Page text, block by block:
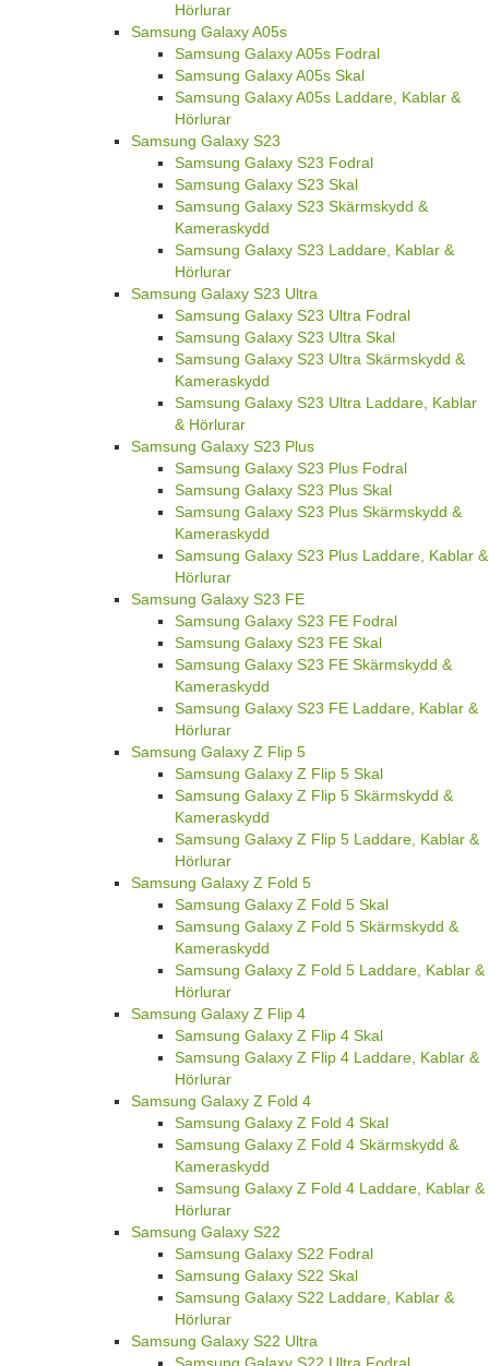
Hörlurar
Samsung Galaxy A05s
Samsung Galaxy A05s Fodral
Samsung Galaxy A05s Skal
Samsung Galaxy A05s Laddare, Kablar &
Hörlurar
Samsung Galaxy S23
Samsung Galaxy S23 Fodral
Samsung Galaxy S23 Skal
Samsung Galaxy S23 Skärmskydd &
Kameraskydd
Samsung Galaxy S23 Laddare, Kablar &
Hörlurar
Samsung Galaxy S23 Ultra
Samsung Galaxy S23 Ultra Fodral
Samsung Galaxy S23 Ultra Skal
Samsung Galaxy S23 Ultra Skärmskydd &
Kameraskydd
Samsung Galaxy S23 Ultra Laddare, Kablar
& Hörlurar
Samsung Galaxy S23 Plus
Samsung Galaxy S23 Plus Fodral
Samsung Galaxy S23 Plus Skal
Samsung Galaxy S23 Plus Skärmskydd &
Kameraskydd
Samsung Galaxy S23 Plus Laddare, Kablar &
Hörlurar
Samsung Galaxy S23 FE
Samsung Galaxy S23 FE Fodral
Samsung Galaxy S23 FE Skal
Samsung Galaxy S23 FE Skärmskydd &
Kameraskydd
Samsung Galaxy S23 FE Laddare, Kablar &
Hörlurar
Samsung Galaxy Z Flip 5
Samsung Galaxy Z Flip 5 Skal
Samsung Galaxy Z Flip 5 Skärmskydd &
Kameraskydd
Samsung Galaxy Z Flip 5 Laddare, Kablar &
Hörlurar
Samsung Galaxy Z Fold 5
Samsung Galaxy Z Fold 5 Skal
Samsung Galaxy Z Fold 5 Skärmskydd &
Kameraskydd
Samsung Galaxy Z Fold 5 Laddare, Kablar &
Hörlurar
Samsung Galaxy Z Flip 4
Samsung Galaxy Z Flip 4 Skal
Samsung Galaxy Z Flip 4 Laddare, Kablar &
Hörlurar
Samsung Galaxy Z Fold 4
Samsung Galaxy Z Fold 4 Skal
Samsung Galaxy Z Fold 4 Skärmskydd &
Kameraskydd
Samsung Galaxy Z Fold 4 Laddare, Kablar &
Hörlurar
Samsung Galaxy S22
Samsung Galaxy S22 Fodral
Samsung Galaxy S22 Skal
Samsung Galaxy S22 Laddare, Kablar &
Hörlurar
Samsung Galaxy S22 Ultra